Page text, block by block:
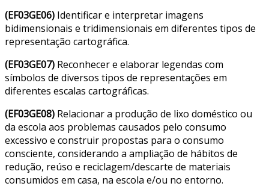
(EF03GE06) Identificar e interpretar imagens
bidimensionais e tridimensionais em diferentes tipos de
representação cartográfica.
(EF03GE07) Reconhecer e elaborar legendas com
símbolos de diversos tipos de representações em
diferentes escalas cartográficas.
(EF03GE08) Relacionar a produção de lixo doméstico ou
da escola aos problemas causados pelo consumo
excessivo e construir propostas para o consumo
consciente, considerando a ampliação de hábitos de
redução, reúso e reciclagem/descarte de materiais
consumidos em casa, na escola e/ou no entorno.